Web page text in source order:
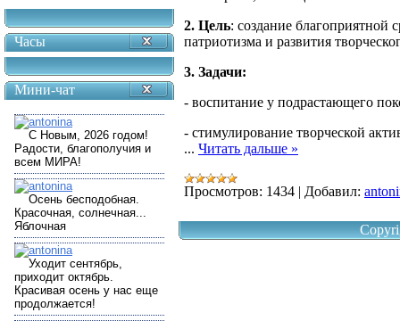
Часы
Мини-чат
2. Цель: создание благоприятной
патриотизма и развития
3. Задачи:
- воспитание у подрастающего
- стимулирование творческой
... Читать дальше »
Просмотров: 1434 | Добавил: